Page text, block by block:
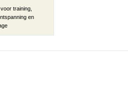
training,
en